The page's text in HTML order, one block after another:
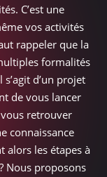
C’est une
vos activités
rappeler que la
formalités
d’un projet
de vous lancer
retrouver
connaissance
alors les étapes à
Nous proposons